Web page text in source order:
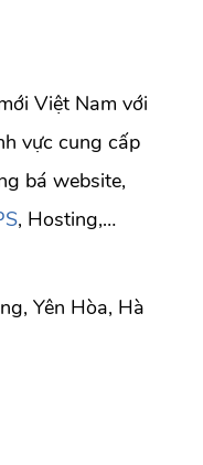
Việt Nam với
vực cung cấp
bá website,
, Hosting,…
Yên Hòa, Hà